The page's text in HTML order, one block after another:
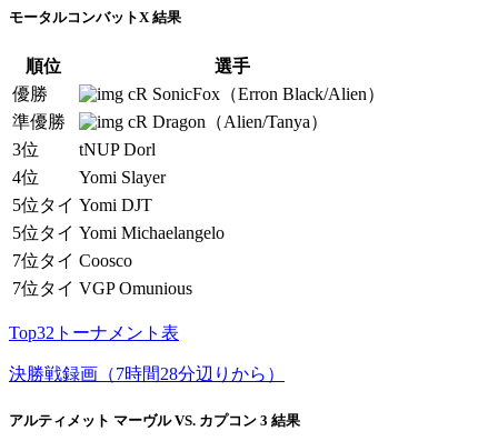
モータルコンバットX 結果
順位
選手
優勝
cR SonicFox（Erron Black/Alien）
準優勝
cR Dragon（Alien/Tanya）
3位
tNUP Dorl
4位
Yomi Slayer
5位タイ Yomi DJT
5位タイ Yomi Michaelangelo
7位タイ Coosco
7位タイ VGP Omunious
Top32トーナメント表
決勝戦録画（7時間28分辺りから）
アルティメット マーヴル VS. カプコン 3 結果